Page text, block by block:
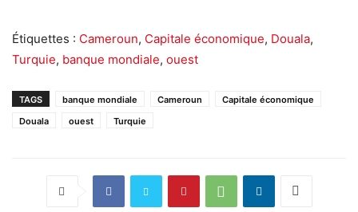
Étiquettes : Cameroun, Capitale économique, Douala,
Turquie, banque mondiale, ouest
TAGS banque mondiale Cameroun
Capitale économique
Douala
ouest Turquie